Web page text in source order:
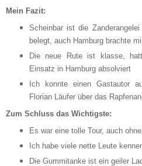
Mein Fazit:
Scheinbar ist die
belegt, auch Hamburg brachte
Die neue Rute ist klasse,
Einsatz in Hamburg absolviert
Ich konnte einen Gastautor
Florian Läufer über das
Zum Schluss das Wichtigste:
Es war eine tolle Tour, auch
Ich habe viele nette Leute
Die Gummitanke ist ein geiler